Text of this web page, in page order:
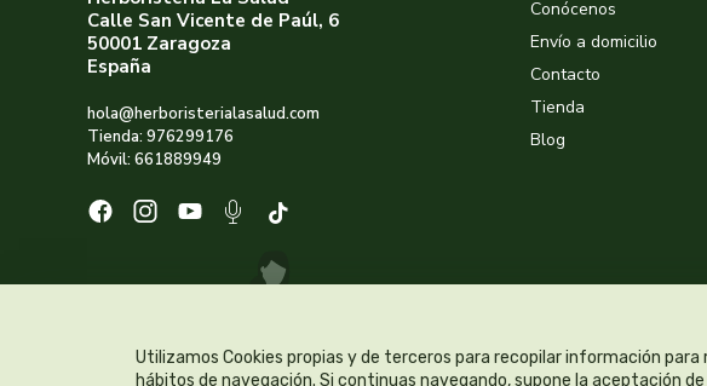
Utilizamos Cookies propias y de terceros para recopilar información
hábitos de navegación. Si continuas navegando, supone la aceptación
Calle San Vicente de Paúl, 6
50001 Zaragoza
España
hola@herboristerialasalud.com
Tienda: 976299176
Móvil: 661889949
Conócenos
Envío a domicilio
Contacto
Tienda
Blog